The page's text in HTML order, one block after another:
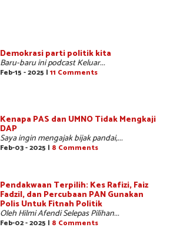
Demokrasi parti politik kita
Baru-baru ini podcast Keluar...
Feb-15 - 2025 | 11 Comments
Kenapa PAS dan UMNO Tidak Mengkaji
DAP
Saya ingin mengajak bijak pandai,...
Feb-03 - 2025 | 8 Comments
Pendakwaan Terpilih: Kes Rafizi, Faiz
Fadzil, dan Percubaan PAN Gunakan
Polis Untuk Fitnah Politik
Oleh Hilmi Afendi Selepas Pilihan...
Feb-02 - 2025 | 8 Comments